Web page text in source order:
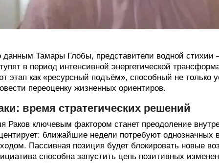
данным Тамары Глобы, представители водной
в период интенсивной энергетической
этап как «ресурсный подъём», способный не только
переоценку жизненных ориентиров.
время стратегических решений
Раков ключевым фактором станет преодоление
ближайшие недели потребуют
Пассивная позиция будет блокировать новые
способна запустить цепь позитивных